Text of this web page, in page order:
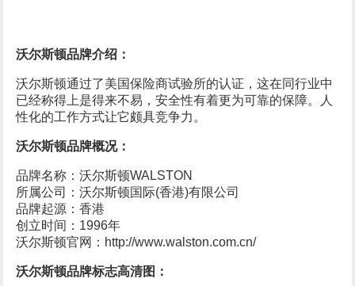
沃尔斯顿品牌介绍：
沃尔斯顿通过了美国保险商试验所的认证，这在同行业中
已经称得上是得来不易，安全性有着更为可靠的保障。人
性化的工作方式让它颇具竞争力。
沃尔斯顿品牌概况：
品牌名称：沃尔斯顿WALSTON
所属公司：沃尔斯顿国际(香港)有限公司
品牌起源：香港
创立时间：1996年
沃尔斯顿官网：http://www.walston.com.cn/
沃尔斯顿品牌标志高清图：